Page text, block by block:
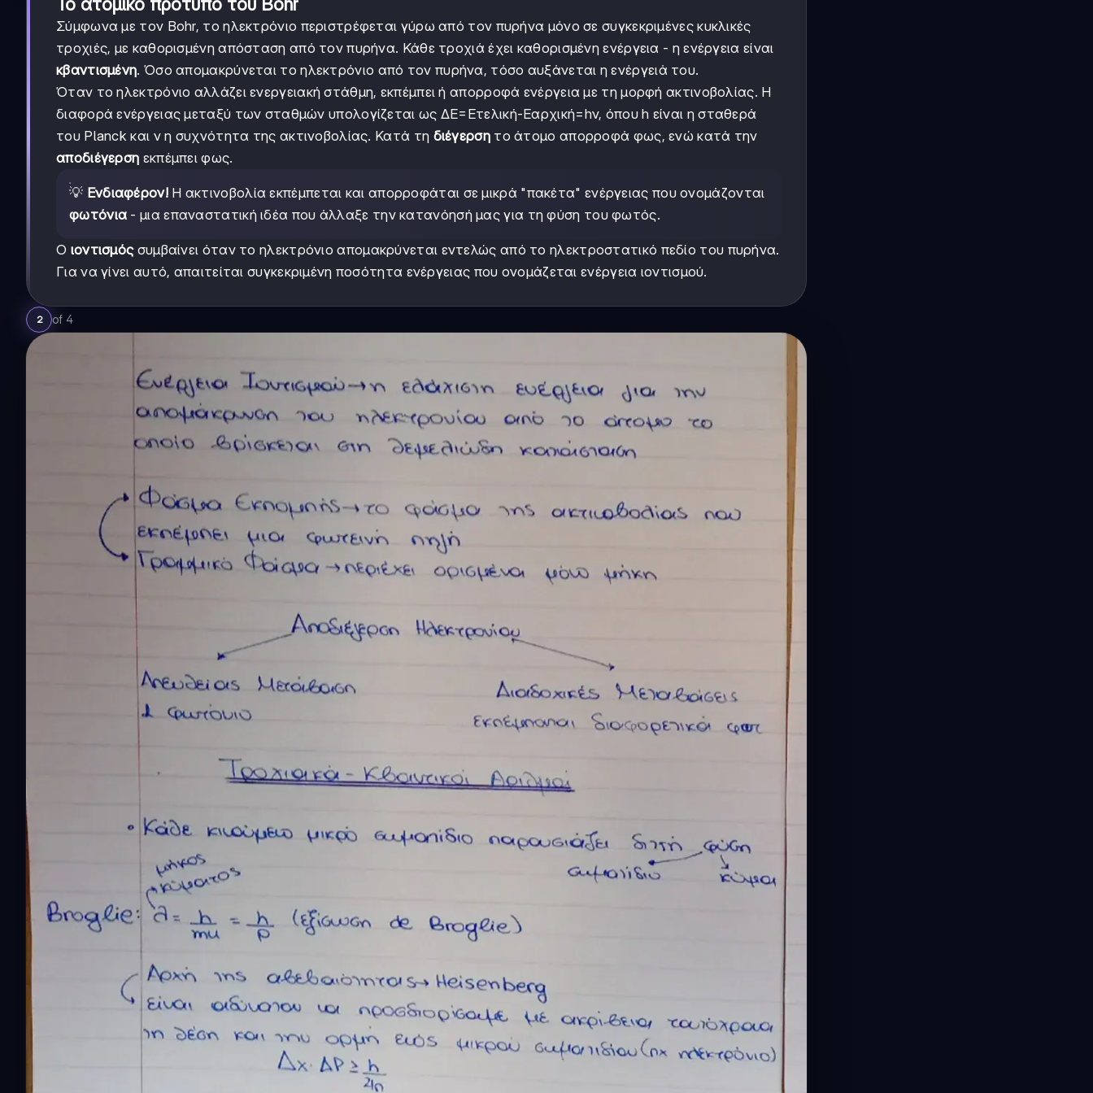
Το ατομικό πρότυπο του Bohr
Σύμφωνα με τον Bohr, το ηλεκτρόνιο περιστρέφεται γύρω από τον πυρήνα μόνο σε συγκεκριμένες κυκλικές
τροχιές, με καθορισμένη απόσταση από τον πυρήνα. Κάθε τροχιά έχει καθορισμένη ενέργεια - η ενέργεια είναι
κβαντισμένη. Όσο απομακρύνεται το ηλεκτρόνιο από τον πυρήνα, τόσο αυξάνεται η ενέργειά του.
Όταν το ηλεκτρόνιο αλλάζει ενεργειακή στάθμη, εκπέμπει ή απορροφά ενέργεια με τη μορφή ακτινοβολίας. Η
διαφορά ενέργειας μεταξύ των σταθμών υπολογίζεται ως ΔE=Eτελική-Eαρχική=hν, όπου h είναι η σταθερά
του Planck και ν η συχνότητα της ακτινοβολίας. Κατά τη διέγερσητο άτομο απορροφά φως, ενώ κατά την
αποδιέγερση εκπέμπει φως.
💡 Ενδιαφέρον!Η ακτινοβολία εκπέμπεται και απορροφάται σε μικρά "πακέτα" ενέργειας που ονομάζονται
φωτόνια - μια επαναστατική ιδέα που άλλαξε την κατανόησή μας για τη φύση του φωτός.
Ο ιοντισμόςσυμβαίνει όταν το ηλεκτρόνιο απομακρύνεται εντελώς από το ηλεκτροστατικό πεδίο του πυρήνα.
Για να γίνει αυτό, απαιτείται συγκεκριμένη ποσότητα ενέργειας που ονομάζεται ενέργεια ιοντισμού.
2 of 4